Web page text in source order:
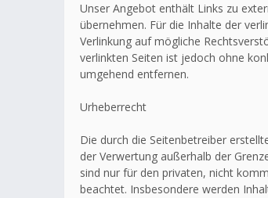
Unser Angebot enthält Links zu
übernehmen. Für die Inhalte der
Verlinkung auf mögliche
verlinkten Seiten ist jedoch ohne
umgehend entfernen.
Urheberrecht
Die durch die Seitenbetreiber
der Verwertung außerhalb der
sind nur für den privaten, nicht
beachtet. Insbesondere werden